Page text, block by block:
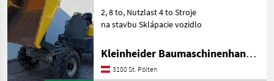
2, 8 to, Nutzlast 4 to Stroje
na stavbu Sklápacie vozidlo
Kleinheider Baumaschinenhandel GmbH.
3100 St. Pölten